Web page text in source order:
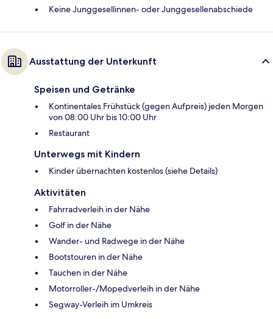
Keine Junggesellinnen- oder Junggesellenabschiede
Ausstattung der Unterkunft
Speisen und Getränke
Kontinentales Frühstück (gegen Aufpreis) jeden Morgen
von 08:00 Uhr bis 10:00 Uhr
Restaurant
Unterwegs mit Kindern
Kinder übernachten kostenlos (siehe Details)
Aktivitäten
Fahrradverleih in der Nähe
Golf in der Nähe
Wander- und Radwege in der Nähe
Bootstouren in der Nähe
Tauchen in der Nähe
Motorroller-/Mopedverleih in der Nähe
Segway-Verleih im Umkreis